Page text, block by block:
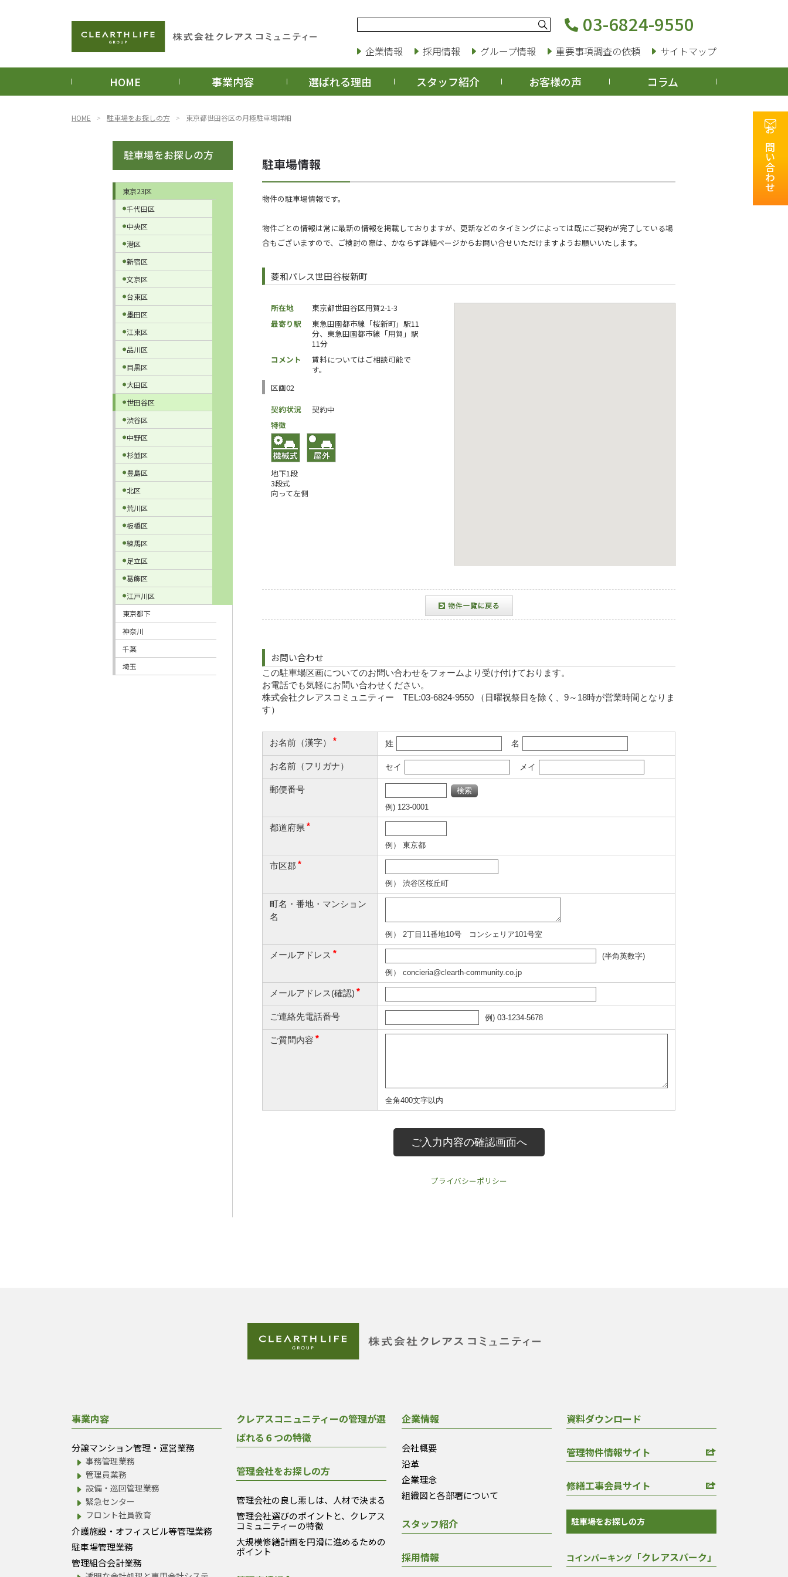
03-6824-9550
企業情報 採用情報 グループ情報 重要事項調査の依頼 サイトマップ
お問い合わせ
HOME 事業内容 選ばれる理由 スタッフ紹介 お客様の声 コラム
HOME 駐車場をお探しの方 東京都世田谷区の月極駐車場詳細
物件の駐車場情報です。
物件ごとの情報は常に最新の情報を掲載しておりますが、更新などのタイミングによっては既にご契約が完了している場
合もございますので、ご検討の際は、かならず詳細ページからお問い合せいただけますようお願いいたします。
菱和パレス世田谷桜新町
所在地
東京都世田谷区用賀2-1-3
最寄り駅
東急田園都市線「桜新町」駅11
分、東急田園都市線「用賀」駅
11分
コメント
賃料についてはご相談可能で
す。
区画02
契約状況
契約中
特徴
地下1段
3段式
向って左側
お問い合わせ
プライバシーポリシー
東京23区
千代田区
中央区
港区
新宿区
文京区
台東区
墨田区
江東区
品川区
目黒区
大田区
世田谷区
渋谷区
中野区
杉並区
豊島区
北区
荒川区
板橋区
練馬区
足立区
葛飾区
江戸川区
東京都下
神奈川
千葉
埼玉
事業内容
分譲マンション管理・運営業務
事務管理業務
管理員業務
設備・巡回管理業務
緊急センター
フロント社員教育
介護施設・オフィスビル等管理業務
駐車場管理業務
管理組合会計業務
クレアスコニュニティーの管理が選
ばれる６つの特徴
管理会社をお探しの方
管理会社の良し悪しは、人材で決まる
管理会社選びのポイントと、クレアス
コミュニティーの特徴
大規模修繕計画を円滑に進めるための
ポイント
企業情報
会社概要
沿革
企業理念
組織図と各部署について
スタッフ紹介
採用情報
資料ダウンロード
管理物件情報サイト
修繕工事会員サイト
駐車場をお探しの方
コインパーキング「クレアスパーク」